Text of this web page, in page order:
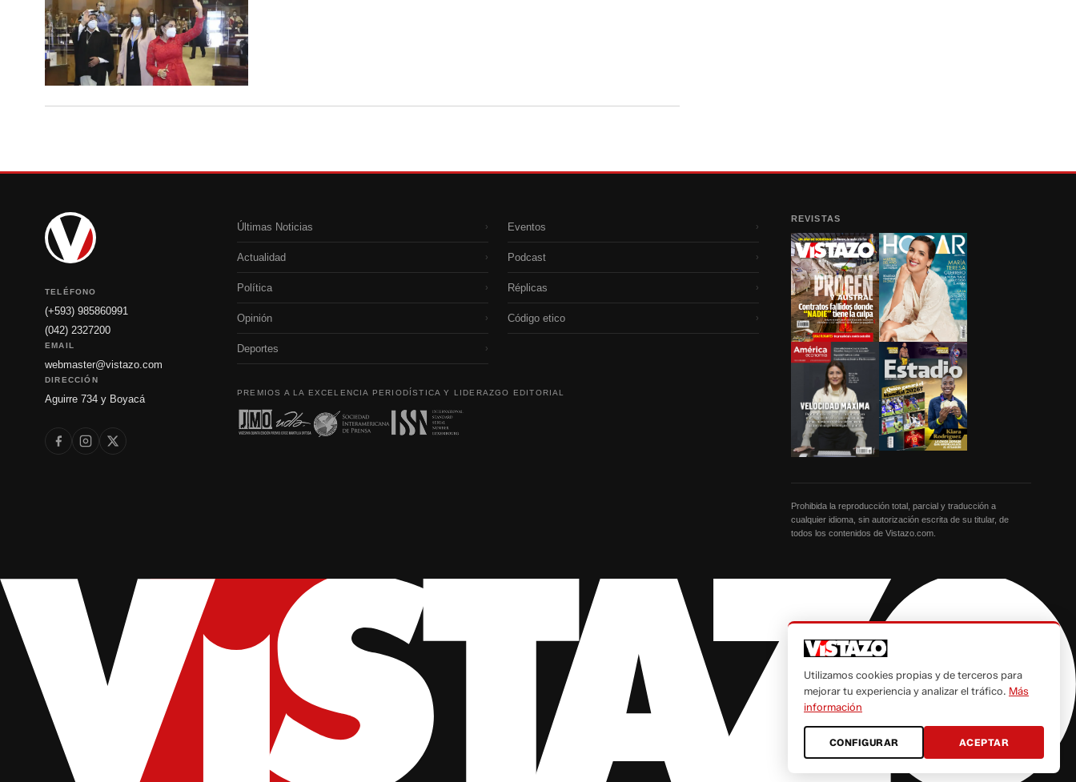
TELÉFONO
(+593) 985860991
(042) 2327200
EMAIL
webmaster@vistazo.com
DIRECCIÓN
Aguirre 734 y Boyacá
Últimas Noticias ›
Actualidad ›
Política ›
Opinión ›
Deportes ›
Eventos ›
Podcast ›
Réplicas ›
Código etico ›
PREMIOS A LA EXCELENCIA PERIODÍSTICA Y LIDERAZGO EDITORIAL
REVISTAS
Prohibida la reproducción total, parcial y traducción a
cualquier idioma, sin autorización escrita de su titular, de
todos los contenidos de Vistazo.com.
Utilizamos cookies propias y de terceros para
mejorar tu experiencia y analizar el tráfico. Más
información
CONFIGURAR ACEPTAR